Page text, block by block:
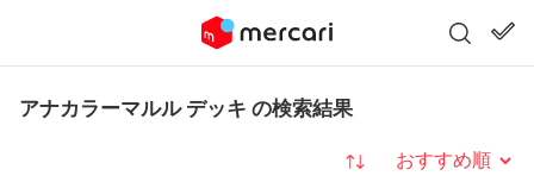
アナカラーマルル デッキ の検索結果
並び替え